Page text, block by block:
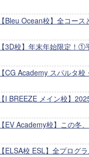
【Bleu Ocean校】全コー
【3D校】年末年始限定！①
【CG Academy スパルタ校
【I BREEZE メイン校】
【EV Academy校】この冬
【ELSA校 ESL】全プログ